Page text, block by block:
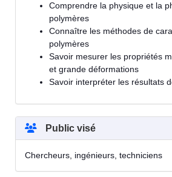
Comprendre la physique et la
polymères
Connaître les méthodes de
polymères
Savoir mesurer les propriétés
et grande déformations
Savoir interpréter les résultats
Public visé
Chercheurs, ingénieurs, techniciens